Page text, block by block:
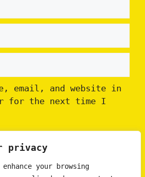
privacy
your browsing
email, and website in
for the next time I